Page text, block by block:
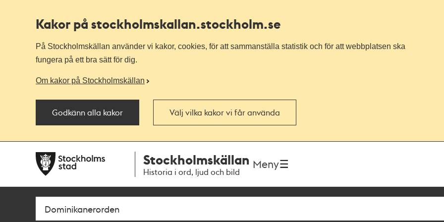
Kakor på stockholmskallan.stockholm.se
På Stockholmskällan använder vi kakor, cookies, för att sammanställa statistik och för att webbplatsen ska
fungera på ett bra sätt för dig.
Om kakor på Stockholmskällan
Godkänn alla kakor Välj vilka kakor vi får använda
navigationen
huvudinnehållet
Stockholmskällan
Historia i ord, ljud och bild
Meny
Sök